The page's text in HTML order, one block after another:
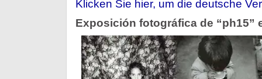
Klicken Sie hier, um die deutsche
Exposición fotográfica de “ph15”